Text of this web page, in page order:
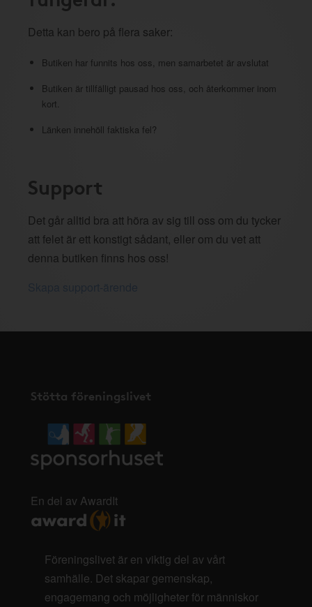
Detta kan bero på flera saker:
Butiken har funnits hos oss, men samarbetet är avslutat
Butiken är tillfälligt pausad hos oss, och återkommer inom
kort.
Länken innehöll faktiska fel?
Support
Det går alltid bra att höra av sig till oss om du tycker
att felet är ett konstigt sådant, eller om du vet att
denna butiken finns hos oss!
Stötta föreningslivet
En del av AwardIt
Föreningslivet är en viktig del av vårt
samhälle. Det skapar gemenskap,
engagemang och möjligheter för människor